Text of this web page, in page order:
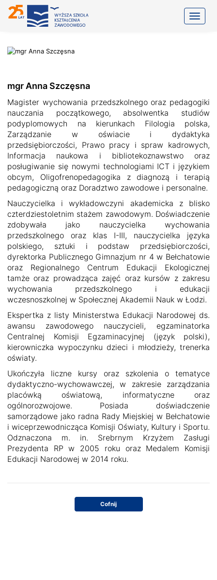
mgr Anna Szczęsna
Magister wychowania przedszkolnego oraz pedagogiki
nauczania początkowego, absolwentka studiów
podyplomowych na kierunkach Filologia polska,
Zarządzanie w oświacie i dydaktyka
przedsiębiorczości, Prawo pracy i spraw kadrowych,
Informacja naukowa i bibliotekoznawstwo oraz
posługiwanie się nowymi technologiami ICT i językiem
obcym, Oligofrenopedagogika z diagnozą i terapią
pedagogiczną oraz Doradztwo zawodowe i personalne.
Nauczycielka i wykładowczyni akademicka z blisko
czterdziestoletnim stażem zawodowym. Doświadczenie
zdobywała jako nauczycielka wychowania
przedszkolnego oraz klas I-III, nauczycielka języka
polskiego, sztuki i podstaw przedsiębiorczości,
dyrektorka Publicznego Gimnazjum nr 4 w Bełchatowie
oraz Regionalnego Centrum Edukacji Ekologicznej
tamże oraz prowadząca zajęć oraz kursów z zakresu
wychowania przedszkolnego i edukacji
wczesnoszkolnej w Społecznej Akademii Nauk w Łodzi.
Ekspertka z listy Ministerstwa Edukacji Narodowej ds.
awansu zawodowego nauczycieli, egzaminatorka
Centralnej Komisji Egzaminacyjnej (język polski),
kierowniczka wypoczynku dzieci i młodzieży, trenerka
oświaty.
Ukończyła liczne kursy oraz szkolenia o tematyce
dydaktyczno-wychowawczej, w zakresie zarządzania
placówką oświatową, informatyczne oraz
ogólnorozwojowe. Posiada doświadczenie
samorządowe jako radna Rady Miejskiej w Bełchatowie
i wiceprzewodnicząca Komisji Oświaty, Kultury i Sportu.
Odznaczona m. in. Srebrnym Krzyżem Zasługi
Prezydenta RP w 2005 roku oraz Medalem Komisji
Edukacji Narodowej w 2014 roku.